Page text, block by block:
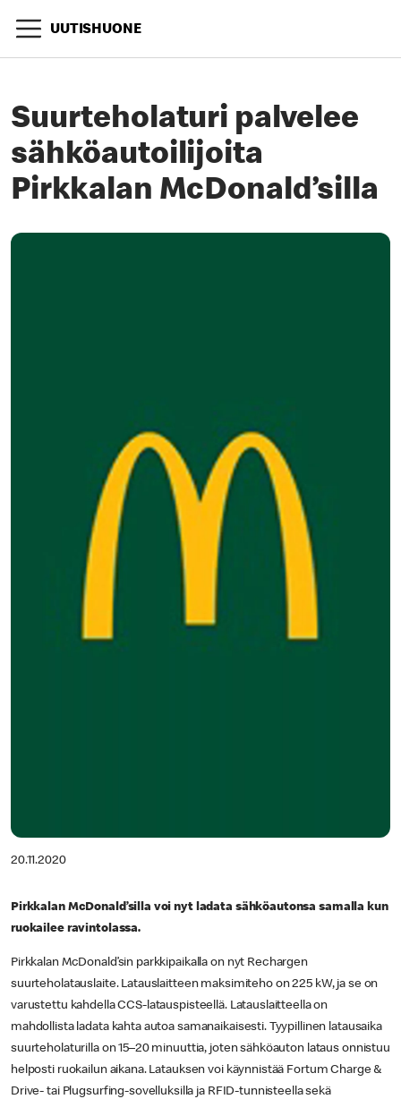
UUTISHUONE
Suurteholaturi palvelee
sähköautoilijoita
Pirkkalan McDonald’silla
20.11.2020
Pirkkalan McDonald’silla voi nyt ladata sähköautonsa samalla kun
ruokailee ravintolassa.
Pirkkalan McDonald’sin parkkipaikalla on nyt Rechargen
suurteholatauslaite. Latauslaitteen maksimiteho on 225 kW, ja se on
varustettu kahdella CCS-latauspisteellä. Latauslaitteella on
mahdollista ladata kahta autoa samanaikaisesti. Tyypillinen latausaika
suurteholaturilla on 15–20 minuuttia, joten sähköauton lataus onnistuu
helposti ruokailun aikana. Latauksen voi käynnistää Fortum Charge &
Drive- tai Plugsurfing-sovelluksilla ja RFID-tunnisteella sekä